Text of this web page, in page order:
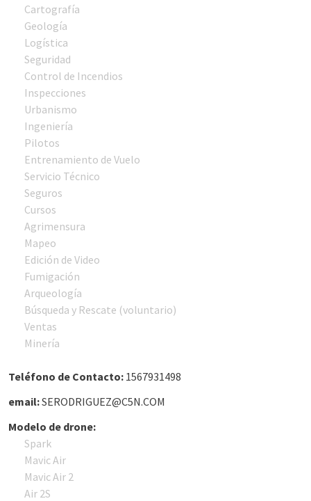
Cartografía
Geología
Logística
Seguridad
Control de Incendios
Inspecciones
Urbanismo
Ingeniería
Pilotos
Entrenamiento de Vuelo
Servicio Técnico
Seguros
Cursos
Agrimensura
Mapeo
Edición de Video
Fumigación
Arqueología
Búsqueda y Rescate (voluntario)
Ventas
Minería
Teléfono de Contacto: 1567931498
email:SERODRIGUEZ@C5N.COM
Modelo de drone:
Spark
Mavic Air
Mavic Air 2
Air 2S